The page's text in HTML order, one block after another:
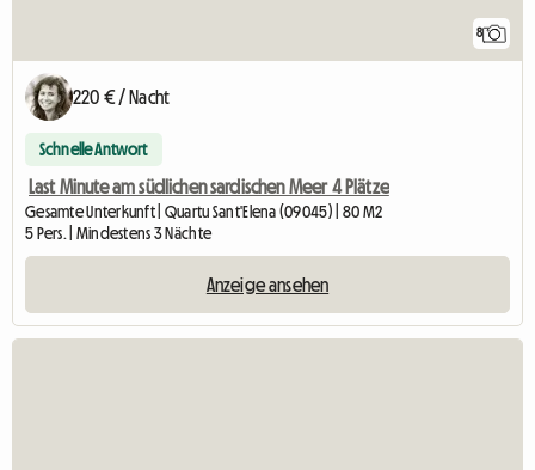
8
220 € / Nacht
Schnelle Antwort
Last Minute am südlichen sardischen Meer 4 Plätze
Gesamte Unterkunft | Quartu Sant'Elena (09045) | 80 M2
5 Pers. | Mindestens 3 Nächte
Anzeige ansehen